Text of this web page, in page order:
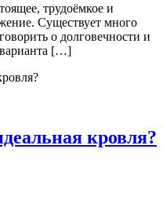
трудоёмкое и
Существует много
о долговечности и
[…]
кровля?